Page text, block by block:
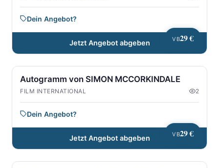
VB29 €
Dein Angebot?
Jetzt Angebot abgeben
VB29 €
Autogramm von SIMON MCCORKINDALE
FILM INTERNATIONAL 2
Dein Angebot?
Jetzt Angebot abgeben